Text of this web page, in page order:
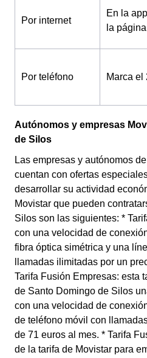
Por internet
En la
la
Por teléfono Marca el
Autónomos y empresas
de Silos
Las empresas y autónomos
cuentan con ofertas
desarrollar su actividad
Movistar que pueden
Silos son las siguientes: *
con una velocidad de
fibra óptica simétrica y una
llamadas ilimitadas por un
Tarifa Fusión Empresas: esta
de Santo Domingo de Silos
con una velocidad de
de teléfono móvil con
de 71 euros al mes. * Tarifa
de la tarifa de Movistar para